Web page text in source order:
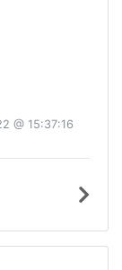
@ 15:37:16